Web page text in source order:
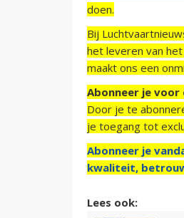
doen.
Bij
het leveren van
maakt ons een
Abonneer je
Door je te
je toegang tot
Abonneer je
kwaliteit,
Lees ook: